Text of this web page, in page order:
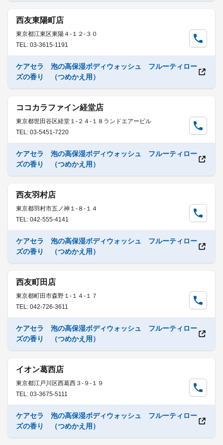
西友東陽町店
東京都江東区東陽４-１２-３０
TEL: 03-3615-1191
ケアセラ 泡の高保湿ボディウォッシュ フルーティロー
ズの香り （つめかえ用）
ココカラファイン経堂店
東京都世田谷区経堂１-２４-１８ランドエアービル
TEL: 03-5451-7220
ケアセラ 泡の高保湿ボディウォッシュ フルーティロー
ズの香り （つめかえ用）
西友羽村店
東京都羽村市五ノ神１-８-１４
TEL: 042-555-4141
ケアセラ 泡の高保湿ボディウォッシュ フルーティロー
ズの香り （つめかえ用）
西友町田店
東京都町田市森野１-１４-１７
TEL: 042-726-3611
ケアセラ 泡の高保湿ボディウォッシュ フルーティロー
ズの香り （つめかえ用）
イオン葛西店
東京都江戸川区西葛西３-９-１９
TEL: 03-3675-5111
ケアセラ 泡の高保湿ボディウォッシュ フルーティロー
ズの香り （つめかえ用）